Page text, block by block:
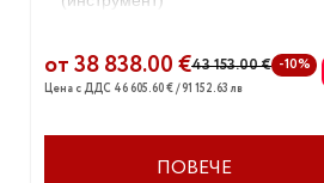
Фрезоване:2 бр. ел.мотор 2 х
Радиусно циклене – R2 (Servo)
Право циклене
2 бр. ел.мотор 0.18 кВт
от 38 838.00 €43 153.00 € -10%
Цена с ДДС 46 605.60 € / 91 152.63 лв
ПОВЕЧЕ